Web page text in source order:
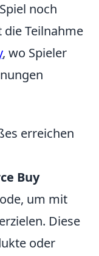
noch
Teilnahme
, wo Spieler
erreichen
Buy
um mit
Diese
oder